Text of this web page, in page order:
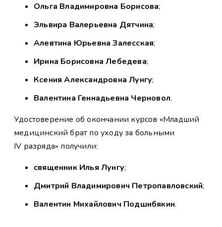
Ольга Владимировна Борисова;
Эльвира Валерьевна Дятчина;
Алевтина Юрьевна Залесская;
Ирина Борисовна Лебедева;
Ксения Александровна Лунгу;
Валентина Геннадьевна Черновол.
Удостоверение об окончании курсов «Младший
медицинский брат по уходу за больными
IV разряда» получили:
священник Илья Лунгу;
Дмитрий Владимирович Петропавловский;
Валентин Михайлович Подшибякин.